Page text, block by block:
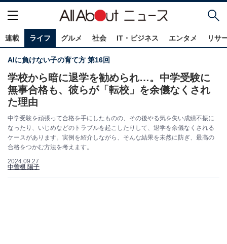
連載 ライフ グルメ 社会 IT・ビジネス エンタメ リサ
AIに負けない子の育て方 第16回
学校から暗に退学を勧められ…。中学受験に
無事合格も、彼らが「転校」を余儀なくされ
た理由
中学受験を頑張って合格を手にしたものの、その後やる気を失い成績不振に
なったり、いじめなどのトラブルを起こしたりして、退学を余儀なくされる
ケースがあります。実例を紹介しながら、そんな結果を未然に防ぎ、最高の
合格をつかむ方法を考えます。
2024.09.27
中曽根 陽子